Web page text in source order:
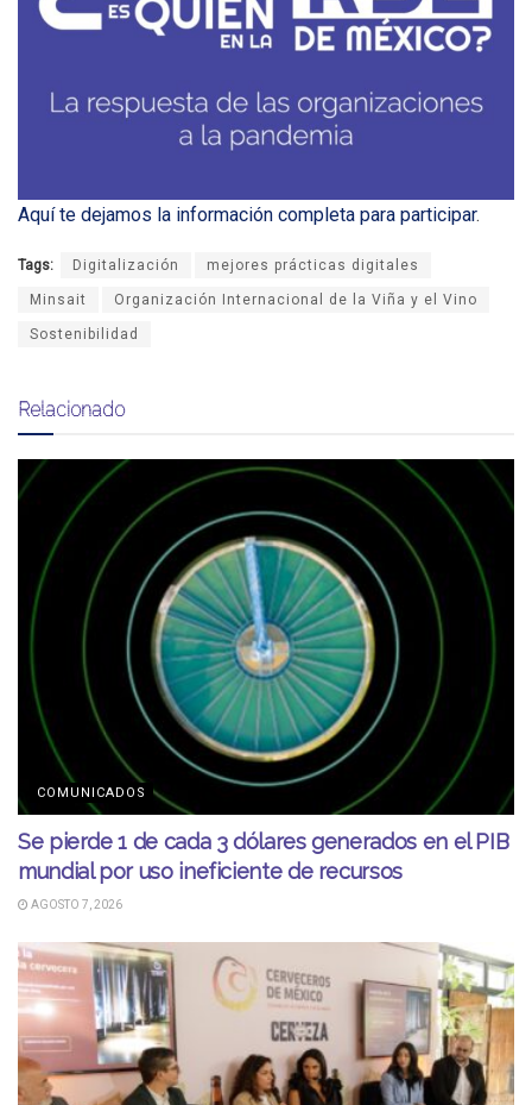
Aquí te dejamos la información completa para participar.
Tags: Digitalización mejores prácticas digitales
Minsait Organización Internacional de la Viña y el Vino
Sostenibilidad
Relacionado
COMUNICADOS
Se pierde 1 de cada 3 dólares generados en el PIB
mundial por uso ineficiente de recursos
AGOSTO 7, 2026